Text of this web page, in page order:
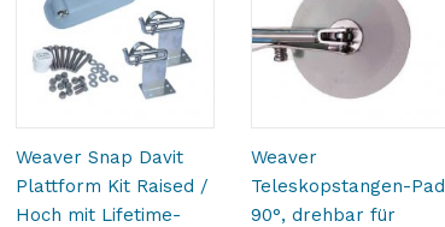
Weaver Snap Davit
Plattform Kit Raised /
Hoch mit Lifetime-
Weaver
Teleskopstangen-Pad
90°, drehbar für